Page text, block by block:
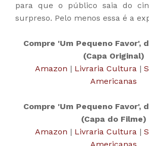
para que o público saia do
surpreso. Pelo menos essa é a
Compre 'Um Pequeno Favor',
(Capa Original)
Amazon | Livraria Cultura |
Americanas
Compre 'Um Pequeno Favor',
(Capa do Filme)
Amazon | Livraria Cultura |